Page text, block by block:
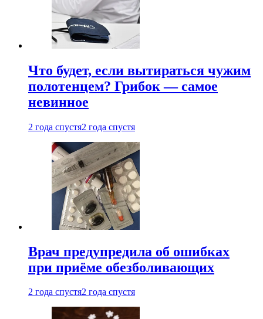
Что будет, если вытираться чужим
полотенцем? Грибок — самое
невинное
2 года спустя2 года спустя
Врач предупредила об ошибках
при приëме обезболивающих
2 года спустя2 года спустя